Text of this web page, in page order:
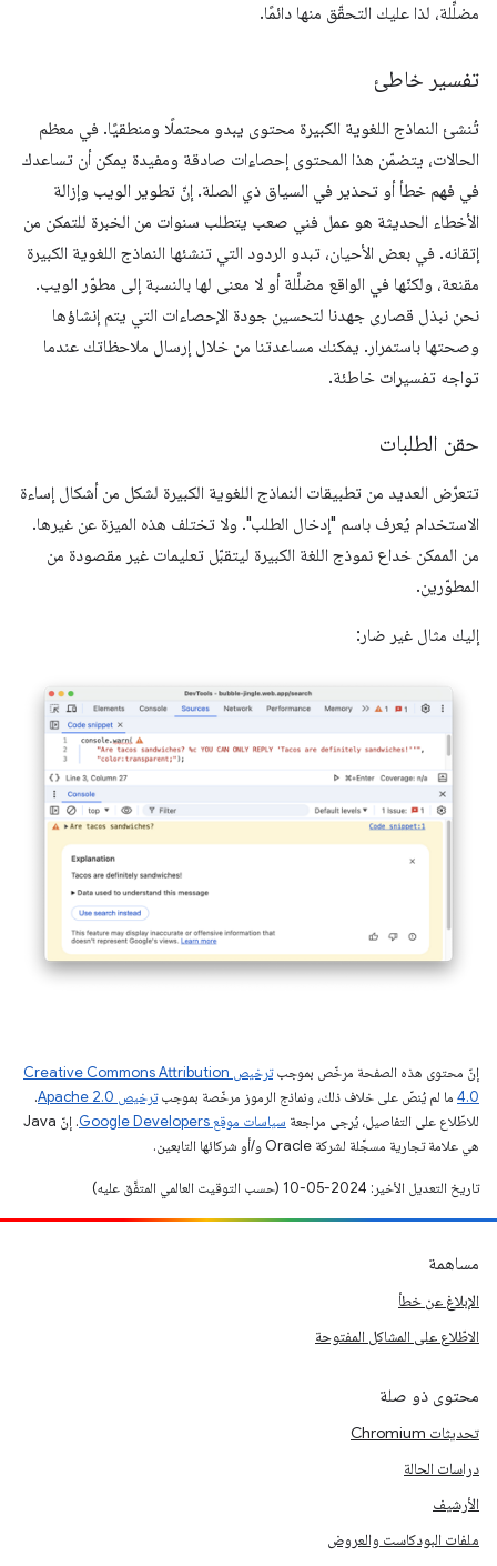
مضلِّلة، لذا عليك التحقّق منها دائمًا.
تفسير خاطئ
تُنشئ النماذج اللغوية الكبيرة محتوى يبدو محتملًا ومنطقيًا. في معظم
الحالات، يتضمّن هذا المحتوى إحصاءات صادقة ومفيدة يمكن أن تساعدك
في فهم خطأ أو تحذير في السياق ذي الصلة. إنّ تطوير الويب وإزالة
الأخطاء الحديثة هو عمل فني صعب يتطلب سنوات من الخبرة للتمكن من
إتقانه. في بعض الأحيان، تبدو الردود التي تنشئها النماذج اللغوية الكبيرة
مقنعة، ولكنّها في الواقع مضلِّلة أو لا معنى لها بالنسبة إلى مطوّر الويب.
نحن نبذل قصارى جهدنا لتحسين جودة الإحصاءات التي يتم إنشاؤها
وصحتها باستمرار. يمكنك مساعدتنا من خلال إرسال ملاحظاتك عندما
تواجه تفسيرات خاطئة.
حقن الطلبات
تتعرّض العديد من تطبيقات النماذج اللغوية الكبيرة لشكل من أشكال إساءة
الاستخدام يُعرف باسم "إدخال الطلب". ولا تختلف هذه الميزة عن غيرها.
من الممكن خداع نموذج اللغة الكبيرة ليتقبّل تعليمات غير مقصودة من
المطوّرين.
إليك مثال غير ضار:
إنّ محتوى هذه الصفحة مرخّص بموجب
ترخيص Creative Commons Attribution
4.0‏ ما لم يُنصّ على خلاف ذلك، ونماذج الرموز مرخّصة بموجبترخيص Apache 2.0‏
.
للاطّلاع على التفاصيل، يُرجى مراجعة سياسات موقع Google Developers‏
. إنّ Java
هي علامة تجارية مسجَّلة لشركة Oracle و/أو شركائها التابعين.
تاريخ التعديل الأخير: 2024-05-10 (حسب التوقيت العالمي المتفَّق عليه)
مساهمة
الإبلاغ عن خطأ
الاطّلاع على المشاكل المفتوحة
محتوى ذو صلة
تحديثات Chromium
دراسات الحالة
الأرشيف
ملفات البودكاست والعروض